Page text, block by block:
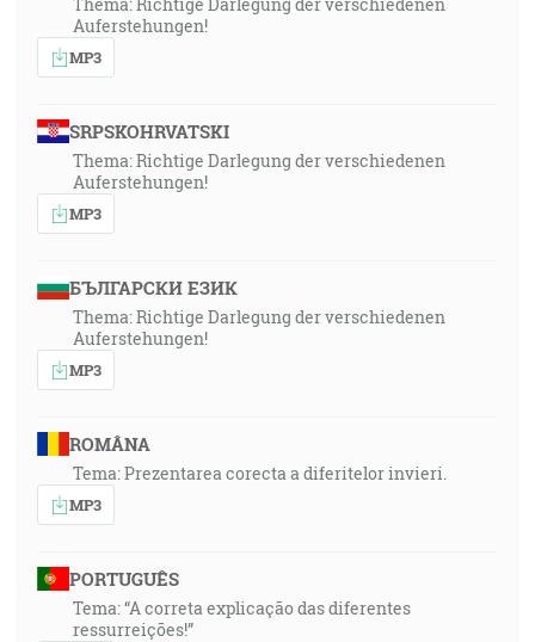
Auferstehungen!
MP3
SRPSKOHRVATSKI
Thema: Richtige Darlegung der verschiedenen
Auferstehungen!
MP3
БЪЛГАРСКИ ЕЗИК
Thema: Richtige Darlegung der verschiedenen
Auferstehungen!
MP3
ROMÂNA
Tema: Prezentarea corecta a diferitelor invieri.
MP3
PORTUGUÊS
Tema: “A correta explicação das diferentes
ressurreições!”